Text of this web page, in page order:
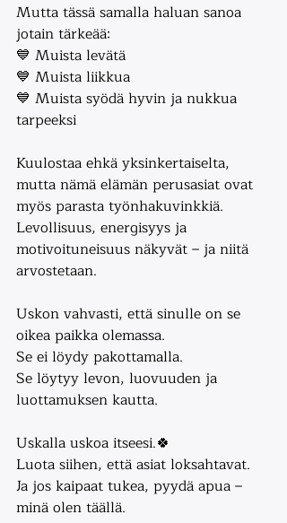
Mutta tässä samalla haluan sanoa
jotain tärkeää:
💙 Muista levätä
💙 Muista liikkua
💙 Muista syödä hyvin ja nukkua
tarpeeksi
Kuulostaa ehkä yksinkertaiselta,
mutta nämä elämän perusasiat ovat
myös parasta työnhakuvinkkiä.
Levollisuus, energisyys ja
motivoituneisuus näkyvät – ja niitä
arvostetaan.
Uskon vahvasti, että sinulle on se
oikea paikka olemassa.
Se ei löydy pakottamalla.
Se löytyy levon, luovuuden ja
luottamuksen kautta.
Uskalla uskoa itseesi.🍀
Luota siihen, että asiat loksahtavat.
Ja jos kaipaat tukea, pyydä apua –
minä olen täällä.